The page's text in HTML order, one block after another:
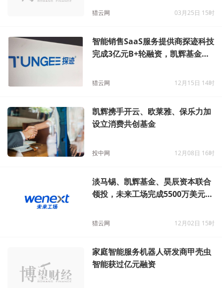
猎云网 03月25日 15时
智能销售SaaS服务提供商探迹科技
完成3亿元B+轮融资，凯辉基金领
猎云网 12月15日 14时
凯辉携手开云、欧莱雅、保乐力加
设立消费共创基金
投中网 12月08日 16时
淡马锡、凯辉基金、昊辰资本联合
领投，未来工场完成5500万美元融
猎云网 12月02日 15时
家庭智能服务机器人研发商甲壳虫
智能获过亿元融资